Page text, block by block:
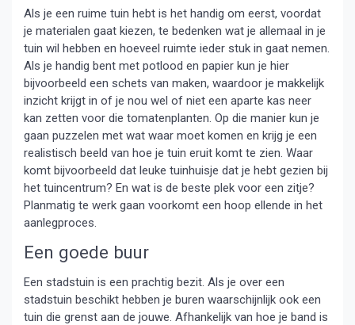
Als je een ruime tuin hebt is het handig om eerst, voordat
je materialen gaat kiezen, te bedenken wat je allemaal in je
tuin wil hebben en hoeveel ruimte ieder stuk in gaat nemen.
Als je handig bent met potlood en papier kun je hier
bijvoorbeeld een schets van maken, waardoor je makkelijk
inzicht krijgt in of je nou wel of niet een aparte kas neer
kan zetten voor die tomatenplanten. Op die manier kun je
gaan puzzelen met wat waar moet komen en krijg je een
realistisch beeld van hoe je tuin eruit komt te zien. Waar
komt bijvoorbeeld dat leuke tuinhuisje dat je hebt gezien bij
het tuincentrum? En wat is de beste plek voor een zitje?
Planmatig te werk gaan voorkomt een hoop ellende in het
aanlegproces.
Een goede buur
Een stadstuin is een prachtig bezit. Als je over een
stadstuin beschikt hebben je buren waarschijnlijk ook een
tuin die grenst aan de jouwe. Afhankelijk van hoe je band is